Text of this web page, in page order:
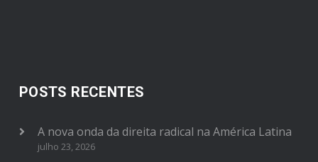
POSTS RECENTES
A nova onda da direita radical na América Latina
julho 23, 2026